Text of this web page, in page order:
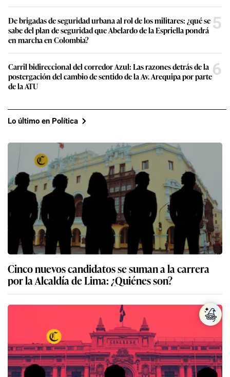
De brigadas de seguridad urbana al rol de los militares: ¿qué se
sabe del plan de seguridad que Abelardo de la Espriella pondrá
en marcha en Colombia?
5
Carril bidireccional del corredor Azul: Las razones detrás de la
postergación del cambio de sentido de la Av. Arequipa por parte
de la ATU
6
Lo último en Política
Cinco nuevos candidatos se suman a la carrera
por la Alcaldía de Lima: ¿Quiénes son?